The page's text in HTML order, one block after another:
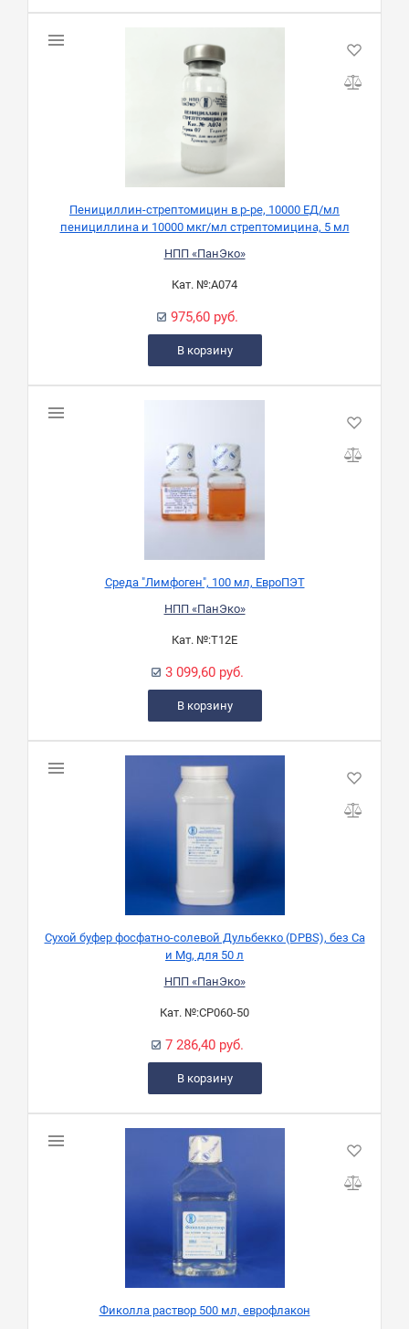
Пенициллин-стрептомицин в р-ре, 10000 ЕД/мл
пенициллина и 10000 мкг/мл стрептомицина, 5 мл
НПП «ПанЭко»
Кат. №:А074
975,60 руб.
В корзину
Среда "Лимфоген", 100 мл, ЕвроПЭТ
НПП «ПанЭко»
Кат. №:Т12Е
3 099,60 руб.
В корзину
Сухой буфер фосфатно-солевой Дульбекко (DPBS), без Ca
и Mg, для 50 л
НПП «ПанЭко»
Кат. №:СР060-50
7 286,40 руб.
В корзину
Фиколла раствор 500 мл, еврофлакон